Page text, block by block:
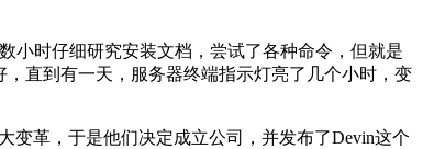
小时仔细研究安装文档，尝试了各种命令，但就是
直到有一天，服务器终端指示灯亮了几个小时，变
变革，于是他们决定成立公司，并发布了Devin这个